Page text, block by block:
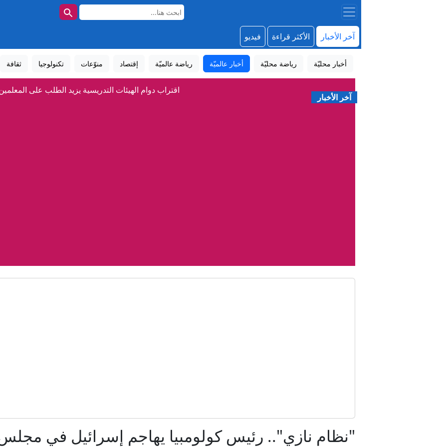
آخر الأخبار الأكثر قراءة فيديو
أخبار محليّة رياضة محليّة أخبار عالميّة رياضة عالميّة إقتصاد منوّعات تكنولوجيا ثقافة
آخر الأخبار
اقتراب دوام الهيئات التدريسية يزيد الطلب على
مسؤول سعودي لـCNN: المملكة تتأهب لهجوم تخطط له ميليشيات عراقية بالتعاون مع الحوثيين
الرئيس التونسي: حق الدولة في استرجاع أموال الشعب لن يسقط
"نظام نازي".. رئيس كولومبيا يهاجم إسرائيل في